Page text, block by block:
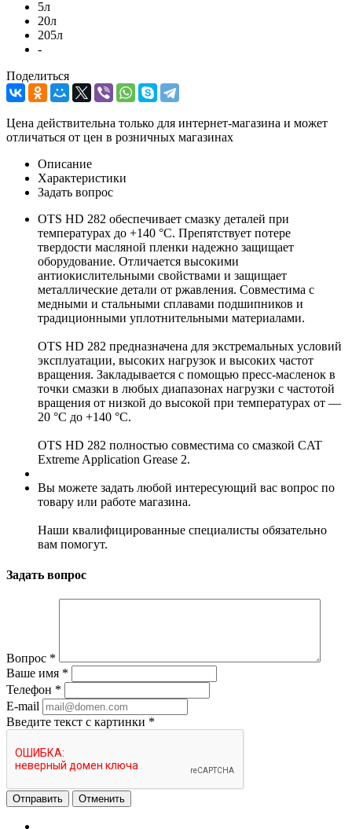
5л
20л
205л
-
Поделиться
Цена действительна только для интернет-магазина и может
отличаться от цен в розничных магазинах
Описание
Характеристики
Задать вопрос
OTS HD 282 обеспечивает смазку деталей при
температурах до +140 °С. Препятствует потере
твердости масляной пленки надежно защищает
оборудование. Отличается высокими
антиокислительными свойствами и защищает
металлические детали от ржавления. Совместима с
медными и стальными сплавами подшипников и
традиционными уплотнительными материалами.
OTS HD 282 предназначена для экстремальных условий
эксплуатации, высоких нагрузок и высоких частот
вращения. Закладывается с помощью пресс-масленок в
точки смазки в любых диапазонах нагрузки с частотой
вращения от низкой до высокой при температурах от —
20 °С до +140 °С.
OTS HD 282 полностью совместима со смазкой CAT
Extreme Application Grease 2.
Вы можете задать любой интересующий вас вопрос по
товару или работе магазина.
Наши квалифицированные специалисты обязательно
вам помогут.
Задать вопрос
Вопрос *
Ваше имя *
Телефон *
E-mail
Введите текст с картинки *
Отменить